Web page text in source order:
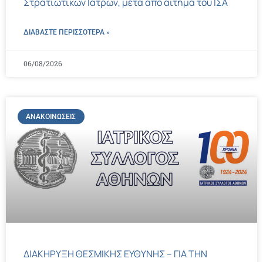
ΔΙΑΒΑΣΤΕ ΠΕΡΙΣΣΌΤΕΡΑ »
06/08/2026
ΑΝΑΚΟΙΝΏΣΕΙΣ
ΔΙΑΚΗΡΥΞΗ ΘΕΣΜΙΚΗΣ ΕΥΘΥΝΗΣ – ΓΙΑ ΤΗΝ